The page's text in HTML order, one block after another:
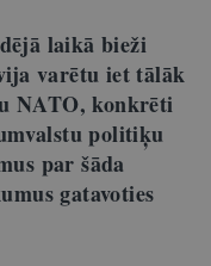
laikā bieži
varētu iet tālāk
NATO, konkrēti
politiķu
par šāda
gatavoties